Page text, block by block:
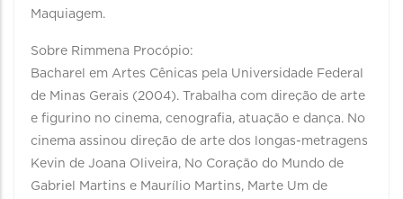
Maquiagem.
Sobre Rimmena Procópio:
Bacharel em Artes Cênicas pela Universidade Federal
de Minas Gerais (2004). Trabalha com direção de arte
e figurino no cinema, cenografia, atuação e dança. No
cinema assinou direção de arte dos longas-metragens
Kevin de Joana Oliveira, No Coração do Mundo de
Gabriel Martins e Maurílio Martins, Marte Um de